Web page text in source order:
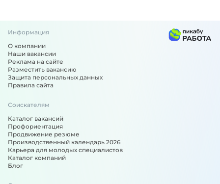
Информация
О компании
Наши вакансии
Реклама на сайте
Разместить вакансию
Защита персональных данных
Правила сайта
Соискателям
Каталог вакансий
Профориентация
Продвижение резюме
Производственный календарь 2026
Карьера для молодых специалистов
Каталог компаний
Блог